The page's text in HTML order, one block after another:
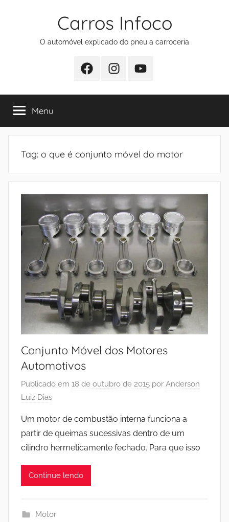
Carros Infoco
O automóvel explicado do pneu a carroceria
FacebookInstagramYoutube
Menu
Tag: o que é conjunto móvel do motor
Conjunto Móvel dos Motores
Automotivos
Publicado em 18 de outubro de 2015 por Anderson
Luiz Dias
Um motor de combustão interna funciona a
partir de queimas sucessivas dentro de um
cilindro hermeticamente fechado. Para que isso
Continue lendo
Motor